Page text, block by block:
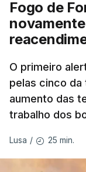
crianças",
António José
ERRO100
ESTE
Fogo de
O primeiro
pelas cinco da
aumento das
trabalho dos
Lusa / 25 min.